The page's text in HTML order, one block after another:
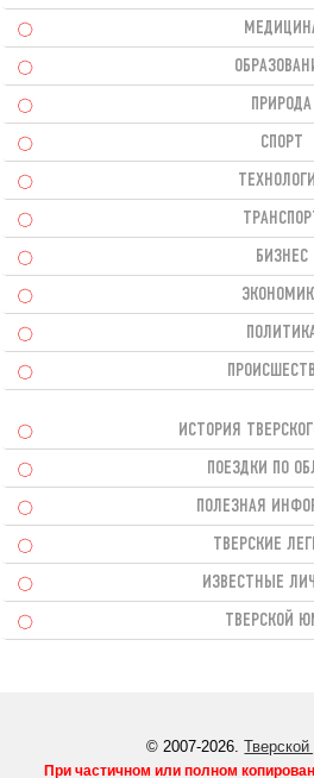
ПРИРОДА
СПОРТ
ТРАНСПОРТ
БИЗНЕС
ИСТОРИЯ
ПОЕЗДКИ ПО
ПОЛЕЗНАЯ
ТВЕРСКИЕ
ИЗВЕСТНЫЕ
ТВЕРСКОЙ
© 2007-2026.
При частичном или полном